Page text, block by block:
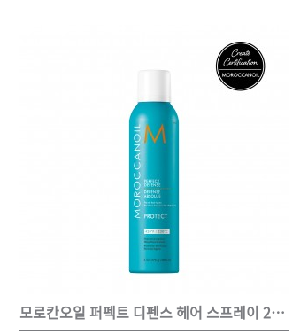
제품사용팁 모로칸오일 퍼펙트 디펜스 헤어 스프레이 225ml